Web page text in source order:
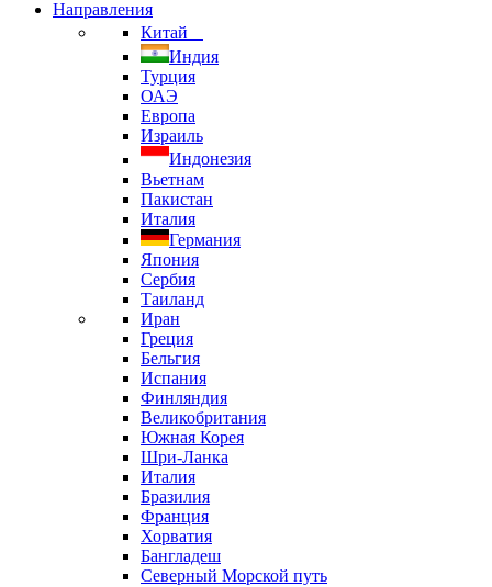
Направления
Китай
Индия
Турция
ОАЭ
Европа
Израиль
Индонезия
Вьетнам
Пакистан
Италия
Германия
Япония
Сербия
Таиланд
Иран
Греция
Бельгия
Испания
Финляндия
Великобритания
Южная Корея
Шри-Ланка
Италия
Бразилия
Франция
Хорватия
Бангладеш
Северный Морской путь